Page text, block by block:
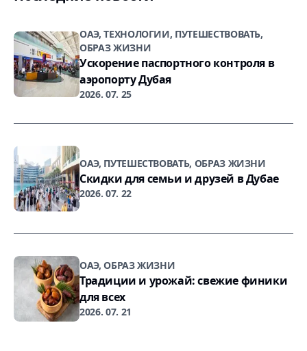
ОАЭ, ТЕХНОЛОГИИ, ПУТЕШЕСТВОВАТЬ,
ОБРАЗ ЖИЗНИ
Ускорение паспортного контроля в
аэропорту Дубая
2026. 07. 25
ОАЭ, ПУТЕШЕСТВОВАТЬ, ОБРАЗ ЖИЗНИ
Скидки для семьи и друзей в Дубае
2026. 07. 22
ОАЭ, ОБРАЗ ЖИЗНИ
Традиции и урожай: свежие финики
для всех
2026. 07. 21